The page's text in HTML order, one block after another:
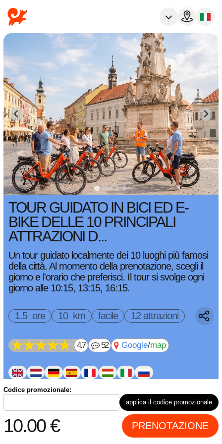
TOUR GUIDATO IN BICI ED E-
BIKE DELLE 10 PRINCIPALI
ATTRAZIONI D...
Un tour guidato localmente dei 10 luoghi più famosi
della città. Al momento della prenotazione, scegli il
giorno e l'orario che preferisci. Il tour si svolge ogni
giorno alle 10:15, 13:15, 16:15.
1.5 ore 10 km facile 12 attrazioni
4.7 52 Google/map
bicicletta(i) (Promozione -33%!+ 10.00 €
per 1 bicicletta
invece di15.00€)
bici elettriche (
Promozione -33%!
invece di30.00€
Codice promozionale:
applica il codice promozionale
10.00€ PRENOTAZIONE